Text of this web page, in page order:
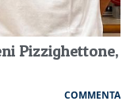
Pizzighettone,
COMMENTA